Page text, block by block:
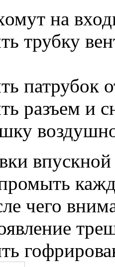
на
трубку
патрубок
разъем и
чего